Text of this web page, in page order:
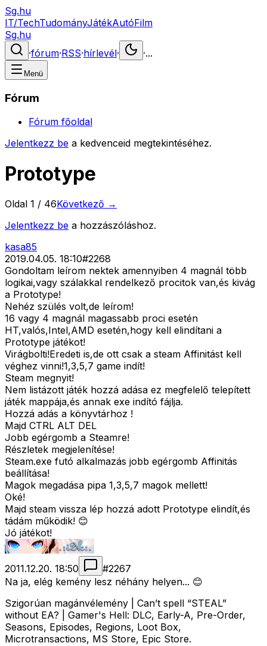
Sg.hu
IT/TechTudományJátékAutóFilm
Sg.hu
·fórum·RSS·hírlevél· ·...
Menü
Fórum
Fórum főoldal
Jelentkezz be a kedvenceid megtekintéséhez.
Prototype
Oldal 1 / 46Következő →
Jelentkezz be a hozzászóláshoz.
kasa85
2019.04.05. 18:10#2268
Gondoltam leírom nektek amennyiben 4 magnál több
logikai,vagy szálakkal rendelkező procitok van,és kivág
a Prototype!
Nehéz szülés volt,de leírom!
16 vagy 4 magnál magassabb proci esetén
HT,valós,Intel,AMD esetén,hogy kell elindítani a
Prototype játékot!
Virágbolti!Eredeti is,de ott csak a steam Affinitást kell
véghez vinni!1,3,5,7 game indít!
Steam megnyit!
Nem listázott játék hozzá adása ez megfelelő telepített
játék mappája,és annak exe indító fájlja.
Hozzá adás a könyvtárhoz !
Majd CTRL ALT DEL
Jobb egérgomb a Steamre!
Részletek megjelenítése!
Steam.exe futó alkalmazás jobb egérgomb Affinitás
beállítása!
Magok megadása pipa 1,3,5,7 magok mellett!
Oké!
Majd steam vissza lép hozzá adott Prototype elindít,és
tádám működik! 😊
Jó játékot!
2011.12.20. 18:50 #2267
Na ja, elég kemény lesz néhány helyen... 😊
Szigorúan magánvélemény | Can’t spell “STEAL”
without EA? | Gamer's Hell: DLC, Early-A, Pre-Order,
Seasons, Episodes, Regions, Loot Box,
Microtransactions, MS Store, Epic Store.